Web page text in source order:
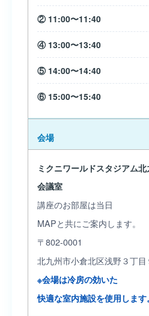
② 11:00〜11:40
④ 13:00〜13:40
⑤ 14:00〜14:40
⑥ 15:00〜15:40
会場
ミクニワールドスタジアム北
会議室
講座のお部屋は当日
MAPと共にご案内します。
〒802-0001
北九州市小倉北区浅野３丁目
※会場は冷房の効いた
快適な室内施設を使用します。